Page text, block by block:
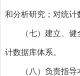
和分析研究；对统计
（七）建立、
计数据库体系。
（八）负责指